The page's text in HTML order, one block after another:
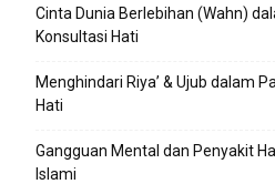
Cinta Dunia Berlebihan (Wahn)
Konsultasi Hati
Menghindari Riya’ & Ujub dalam
Hati
Gangguan Mental dan Penyakit
Islami